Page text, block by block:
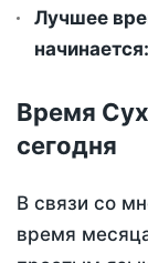
Лучшее
Время
сегодня
В связи со
время